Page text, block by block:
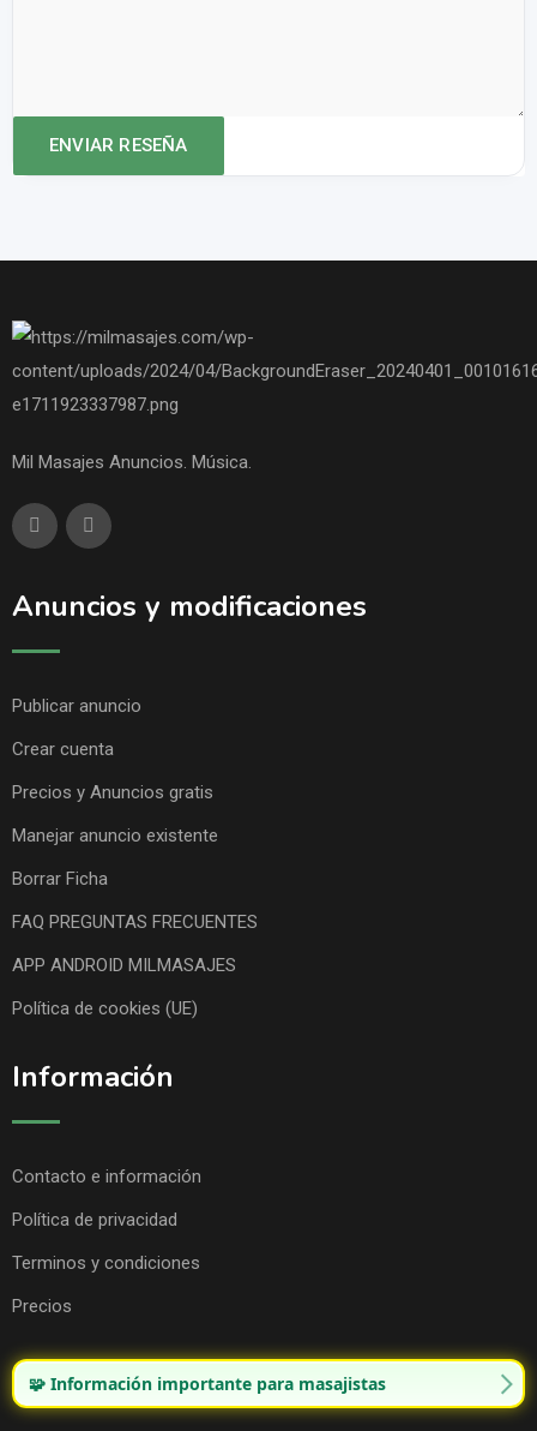
Mil Masajes Anuncios. Música.
Anuncios y modificaciones
Publicar anuncio
Crear cuenta
Precios y Anuncios gratis
Manejar anuncio existente
Borrar Ficha
FAQ PREGUNTAS FRECUENTES
APP ANDROID MILMASAJES
Política de cookies (UE)
Información
Contacto e información
Política de privacidad
Terminos y condiciones
Precios
🧩 Información importante para masajistas